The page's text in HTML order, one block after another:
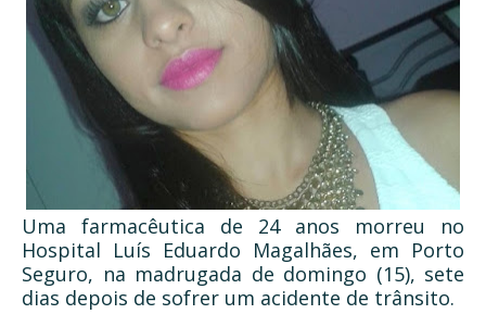
Uma farmacêutica de 24 anos morreu no
Hospital Luís Eduardo Magalhães, em Porto
Seguro, na madrugada de domingo (15), sete
dias depois de sofrer um acidente de trânsito.